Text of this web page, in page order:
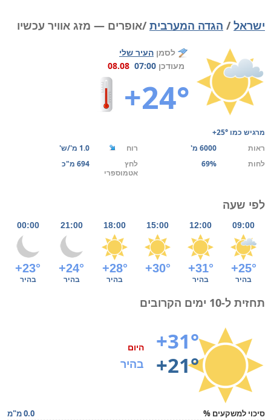
ישראל/ הגדה המערבית/אופרים — מזג אוויר עכשיו
לסמן העיר שלי
מעודכן 07:00
08.08
+24°
מרגיש כמו +25°
ראות
6000 מ' רוח
1.0 מ'/ש'
לחות
69%
לחץ
אטמוספרי
694 מ"כ
לפי שעה
09:00
12:00
15:00
18:00
21:00
00:00
+25°
+31°
+30°
+28°
+24°
+23°
בהיר בהיר בהיר בהיר בהיר
תחזית ל-10 ימים הקרובים
+31°
+21°
היום
בהיר
סיכוי למשקעים %
0.0 מ"מ